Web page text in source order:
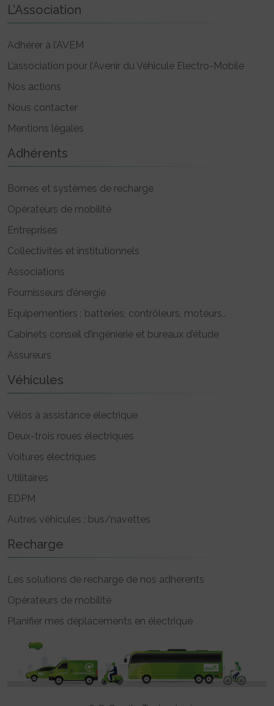
L’Association
Adhérer à l’AVEM
L’association pour l’Avenir du Véhicule Electro-Mobile
Nos actions
Nous contacter
Mentions légales
Adhérents
Bornes et systèmes de recharge
Opérateurs de mobilité
Entreprises
Collectivités et institutionnels
Associations
Fournisseurs d’énergie
Equipementiers : batteries, contrôleurs, moteurs..
Cabinets conseil d’ingénierie et bureaux d’étude
Assureurs
Véhicules
Vélos à assistance électrique
Deux-trois roues électriques
Voitures électriques
Utilitaires
EDPM
Autres véhicules : bus/navettes
Recharge
Les solutions de recharge de nos adhérents
Opérateurs de mobilité
Planifier mes déplacements en électrique